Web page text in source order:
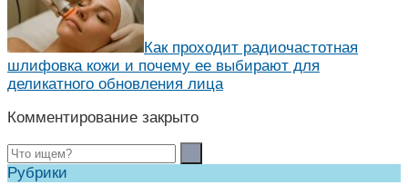
Как проходит радиочастотная
шлифовка кожи и почему ее выбирают для
деликатного обновления лица
Комментирование закрыто
Рубрики